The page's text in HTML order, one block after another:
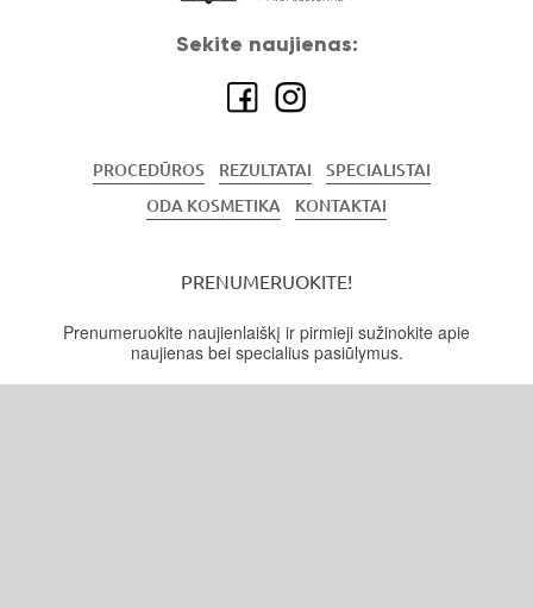
Sekite naujienas:
PROCEDŪROS REZULTATAI
SPECIALISTAI
ODA KOSMETIKA
KONTAKTAI
PRENUMERUOKITE!
Prenumeruokite naujienlaiškį ir pirmieji sužinokite apie
naujienas bei specialius pasiūlymus.